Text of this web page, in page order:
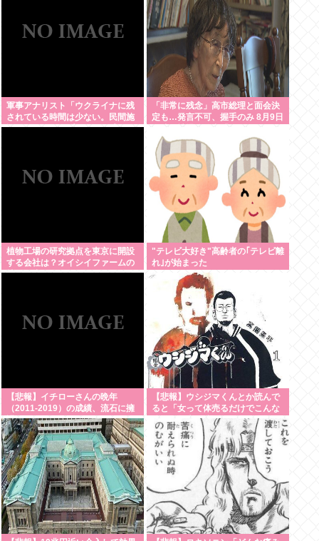
軍事アナリスト「ウクライナに残
されている時間は少ない。民間施
設テロではなくプランBやプランC
「非常に残念」高市総理と面会決
定も…発言不可、握手のみ 8月9日
植物工場の研究拠点を東京に開設
する会社は？オイシイファームの
技術と注目ポイント
"テレビ大好き"高齢者の｢テレビ離
れ｣が始まった
【悲報】イチローさんの晩年
（2011-2019）の成績、流石に擁
護できないwww
【悲報】ウシジマくんとか読んで
ると「女って体売るだけでこんな
簡単に数十万稼げんの？」と思う
んやが